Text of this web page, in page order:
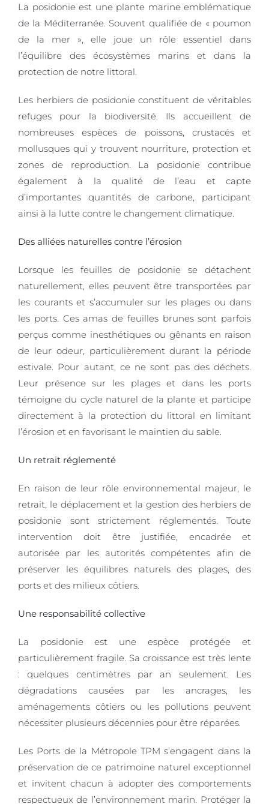
La posidonie est une plante marine emblématique
de la Méditerranée. Souvent qualifiée de « poumon
de la mer », elle joue un rôle essentiel dans
l’équilibre des écosystèmes marins et dans la
protection de notre littoral.
Les herbiers de posidonie constituent de véritables
refuges pour la biodiversité. Ils accueillent de
nombreuses espèces de poissons, crustacés et
mollusques qui y trouvent nourriture, protection et
zones de reproduction. La posidonie contribue
également à la qualité de l’eau et capte
d’importantes quantités de carbone, participant
ainsi à la lutte contre le changement climatique.
Des alliées naturelles contre l’érosion
Lorsque les feuilles de posidonie se détachent
naturellement, elles peuvent être transportées par
les courants et s’accumuler sur les plages ou dans
les ports. Ces amas de feuilles brunes sont parfois
perçus comme inesthétiques ou gênants en raison
de leur odeur, particulièrement durant la période
estivale. Pour autant, ce ne sont pas des déchets.
Leur présence sur les plages et dans les ports
témoigne du cycle naturel de la plante et participe
directement à la protection du littoral en limitant
l’érosion et en favorisant le maintien du sable.
Un retrait réglementé
En raison de leur rôle environnemental majeur, le
retrait, le déplacement et la gestion des herbiers de
posidonie sont strictement réglementés. Toute
intervention doit être justifiée, encadrée et
autorisée par les autorités compétentes afin de
préserver les équilibres naturels des plages, des
ports et des milieux côtiers.
Une responsabilité collective
La posidonie est une espèce protégée et
particulièrement fragile. Sa croissance est très lente
: quelques centimètres par an seulement. Les
dégradations causées par les ancrages, les
aménagements côtiers ou les pollutions peuvent
nécessiter plusieurs décennies pour être réparées.
Les Ports de la Métropole TPM s’engagent dans la
préservation de ce patrimoine naturel exceptionnel
et invitent chacun à adopter des comportements
respectueux de l’environnement marin. Protéger la